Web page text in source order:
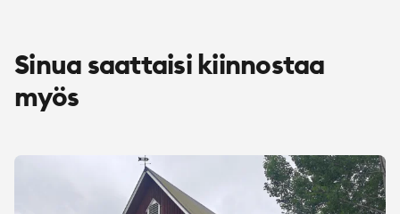
Sinua saattaisi kiinnostaa
myös